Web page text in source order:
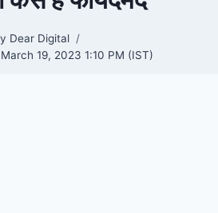
Dear Digital
March 19, 2023 1:10 PM (IST)